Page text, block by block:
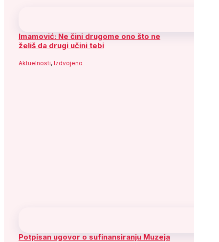
Imamović: Ne čini drugome ono što ne
želiš da drugi učini tebi
Aktuelnosti, Izdvojeno
Potpisan ugovor o sufinansiranju Muzeja